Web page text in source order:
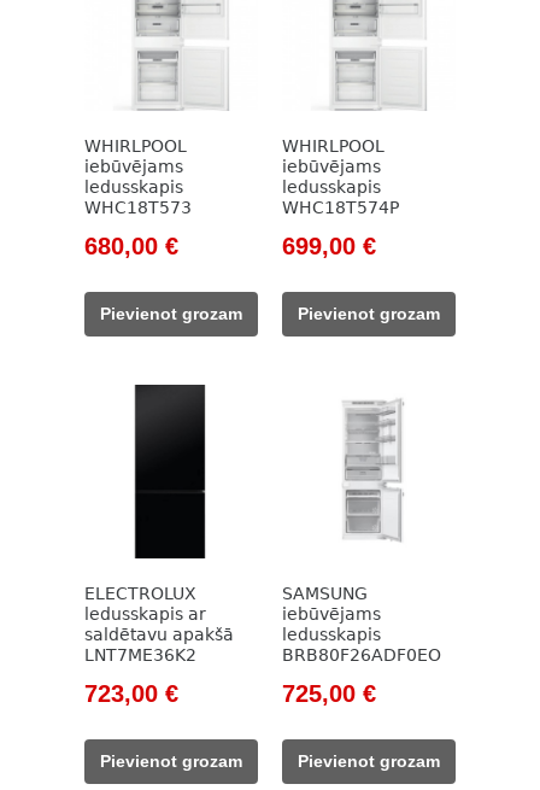
WHIRLPOOL
iebūvējams
ledusskapis
WHC18T573
Original
was:
913,00 €.
680,00 €Current
680,00 €.
Pievienot grozam
WHIRLPOOL
iebūvējams
ledusskapis
WHC18T574P
Original
was:
972,00 €.
699,00 €Current
699,00 €.
Pievienot grozam
ELECTROLUX
ledusskapis ar
saldētavu apakšā
LNT7ME36K2
Original
was:
987,00 €.
723,00 €Current
723,00 €.
Pievienot grozam
SAMSUNG
iebūvējams
ledusskapis
BRB80F26ADF0EO
Original
was:
1
725,00 €Current
725,00 €.
Pievienot grozam